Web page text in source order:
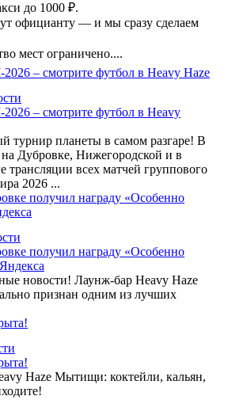
до 1000 ₽.
официанту — и мы сразу сделаем
мест ограничено....
– смотрите футбол в Heavy
турнир планеты в самом разгаре! В
Дубровке, Нижегородской и в
всех матчей группового
2026 ...
получил награду «Особенно
новости! Лаунж-бар Heavy Haze
признан одним из лучших
Haze Мытищи: коктейли, кальян,